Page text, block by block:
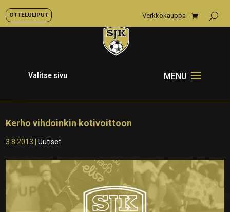
OTTELULIPUT Verkkokauppa
Valitse sivu
Kerho vihdoinkin kotivoittoon
3.8.2013 |Uutiset